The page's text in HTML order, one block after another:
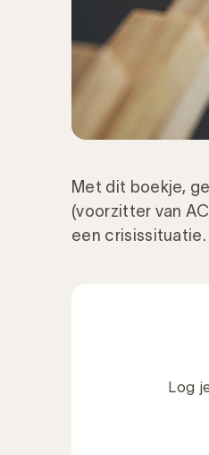
Met dit boekje,
(voorzitter van
een crisissituatie.
Log